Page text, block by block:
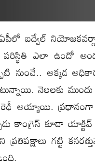
బద్వేల్
ఎలా ఉందో
అక్క‌డ
నెల‌ల‌కు ముందు
రెఢీ అయ్యాయి.
కాంగ్రెస్ కూడా
గ‌ట్టి